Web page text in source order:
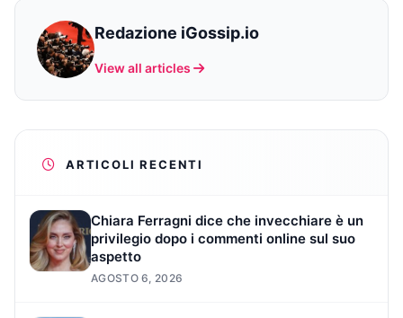
Redazione iGossip.io
View all articles
ARTICOLI RECENTI
Chiara Ferragni dice che invecchiare è un
privilegio dopo i commenti online sul suo
aspetto
AGOSTO 6, 2026